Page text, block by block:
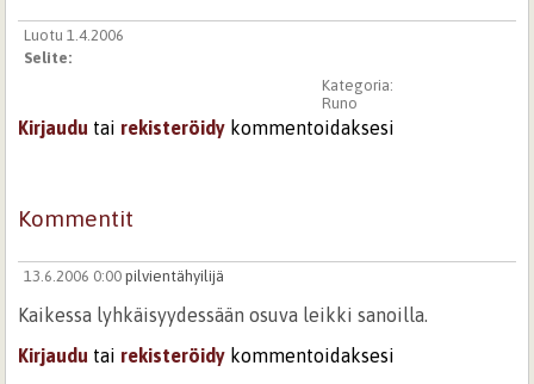
Luotu 1.4.2006
Selite:
Kategoria:
Runo
Kirjaudu tai rekisteröidy kommentoidaksesi
Kommentit
13.6.2006 0:00 pilvientähyilijä
Kaikessa lyhkäisyydessään osuva leikki sanoilla.
Kirjaudu tai rekisteröidy kommentoidaksesi